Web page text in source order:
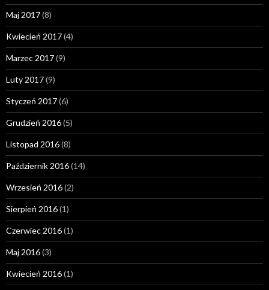
Maj 2017(8)
Kwiecień 2017(4)
Marzec 2017(9)
Luty 2017(9)
Styczeń 2017(6)
Grudzień 2016(5)
Listopad 2016(8)
Październik 2016(14)
Wrzesień 2016(2)
Sierpień 2016(1)
Czerwiec 2016(1)
Maj 2016(3)
Kwiecień 2016(1)